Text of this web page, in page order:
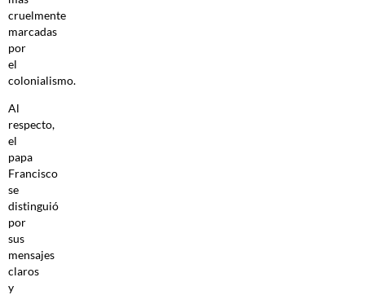
cruelmente
marcadas
por
el
colonialismo.
Al
respecto,
el
papa
Francisco
se
distinguió
por
sus
mensajes
claros
y